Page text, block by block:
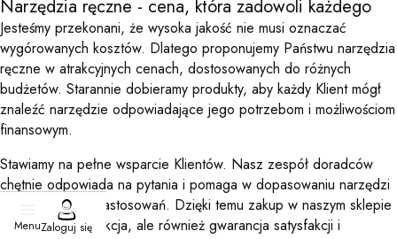
Narzędzia ręczne - cena, która zadowoli każdego
Jesteśmy przekonani, że wysoka jakość nie musi oznaczać
wygórowanych kosztów. Dlatego proponujemy Państwu narzędzia
ręczne w atrakcyjnych cenach, dostosowanych do różnych
budżetów. Starannie dobieramy produkty, aby każdy Klient mógł
znaleźć narzędzie odpowiadające jego potrzebom i możliwościom
finansowym.
Stawiamy na pełne wsparcie Klientów. Nasz zespół doradców
chętnie odpowiada na pytania i pomaga w dopasowaniu narzędzi
do konkretnych zastosowań. Dzięki temu zakup w naszym sklepie
to nie tylko transakcja, ale również gwarancja satysfakcji i
MenuZaloguj się